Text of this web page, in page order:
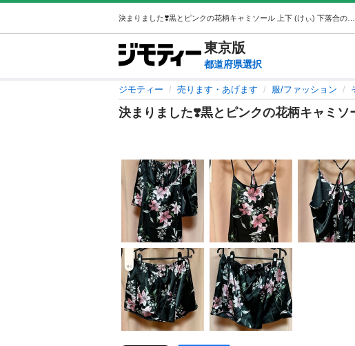
東京版
都道府県選択
ジモティー 売ります・あげます 服/ファッション
決まりました❣️黒とピンクの花柄キャミソ